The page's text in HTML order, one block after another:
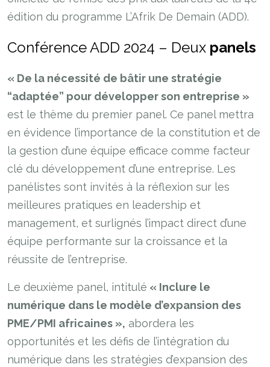
édition du programme L’Afrik De Demain (ADD).
Conférence ADD 2024 – Deux panels
« De la nécessité de bâtir une stratégie
“adaptée” pour développer son entreprise »
est le thème du premier panel. Ce panel mettra
en évidence l’importance de la constitution et de
la gestion d’une équipe efficace comme facteur
clé du développement d’une entreprise. Les
panélistes sont invités à la réflexion sur les
meilleures pratiques en leadership et
management, et surlignés l’impact direct d’une
équipe performante sur la croissance et la
réussite de l’entreprise.
Le deuxième panel, intitulé « Inclure le
numérique dans le modèle d’expansion des
PME/PMI africaines », abordera les
opportunités et les défis de l’intégration du
numérique dans les stratégies d’expansion des